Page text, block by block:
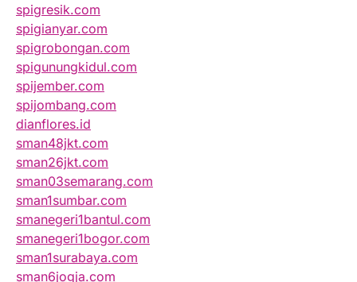
spigresik.com
spigianyar.com
spigrobongan.com
spigunungkidul.com
spijember.com
spijombang.com
dianflores.id
sman48jkt.com
sman26jkt.com
sman03semarang.com
sman1sumbar.com
smanegeri1bantul.com
smanegeri1bogor.com
sman1surabaya.com
sman6jogja.com